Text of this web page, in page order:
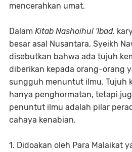
mencerahkan umat.
Dalam Kitab Nashoihul 'Ibad,
besar asal Nusantara, Syeikh
disebutkan bahwa ada tujuh
diberikan kepada orang-orang
sungguh menuntut ilmu. Tujuh
hanya penghormatan, tetapi
penuntut ilmu adalah pilar
cahaya kenabian.
1. Didoakan oleh Para Malaikat